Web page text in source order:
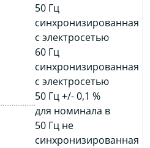
50 Гц
синхронизированная
с электросетью
60 Гц
синхронизированная
с электросетью
50 Гц +/- 0,1 %
для номинала в
50 Гц не
синхронизированная